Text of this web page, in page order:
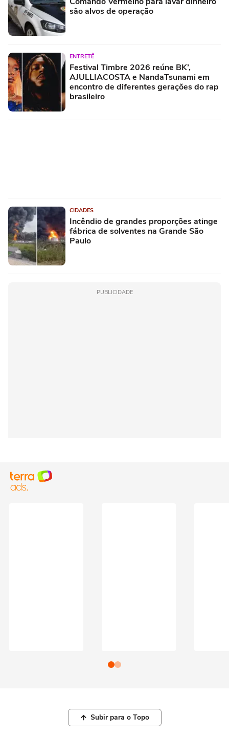
são alvos de operação
ENTRETÊ
Festival Timbre 2026 reúne BK’,
AJULLIACOSTA e NandaTsunami em
encontro de diferentes gerações do rap
brasileiro
CIDADES
Incêndio de grandes proporções atinge
fábrica de solventes na Grande São
Paulo
PUBLICIDADE
Subir para o Topo